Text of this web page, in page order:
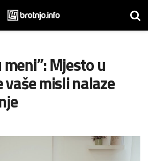
Mjesto u
misli nalaze